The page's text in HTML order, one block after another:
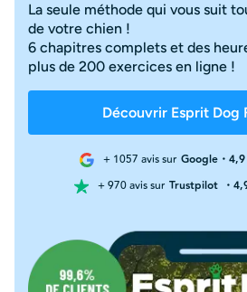
La seule méthode qui vous suit
de votre chien !
6 chapitres complets et des
plus de 200 exercices en ligne !
Découvrir Esprit Dog
+ 1057 avis sur Google・4,9
+ 970 avis sur Trustpilot ・